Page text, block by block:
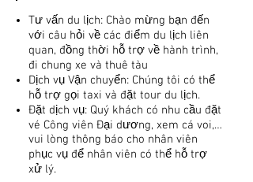
Tư vấn du lịch: Chào mừng bạn đến
với câu hỏi về các điểm du lịch liên
quan, đồng thời hỗ trợ về hành trình,
đi chung xe và thuê tàu
Dịch vụ Vận chuyển: Chúng tôi có thể
hỗ trợ gọi taxi và đặt tour du lịch.
Đặt dịch vụ: Quý khách có nhu cầu đặt
vé Công viên Đại dương, xem cá voi,…
vui lòng thông báo cho nhân viên
phục vụ để nhân viên có thể hỗ trợ
xử lý.